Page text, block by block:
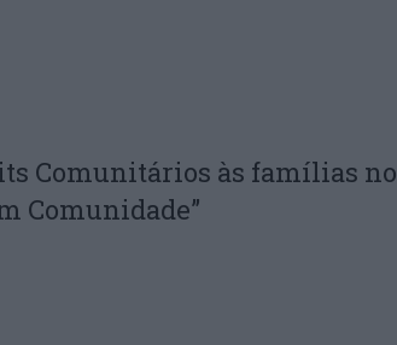
Comunitários às famílias no
Comunidade”